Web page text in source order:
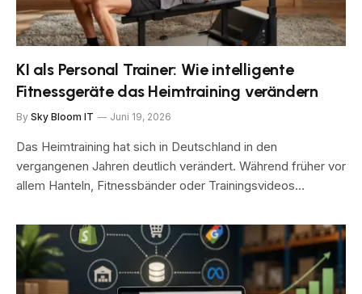
KI als Personal Trainer: Wie intelligente
Fitnessgeräte das Heimtraining verändern
By Sky Bloom IT Juni 19, 2026
Das Heimtraining hat sich in Deutschland in den
vergangenen Jahren deutlich verändert. Während früher vor
allem Hanteln, Fitnessbänder oder Trainingsvideos…